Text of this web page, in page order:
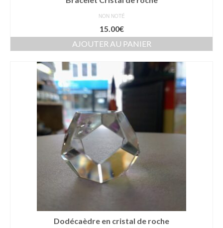
NON NOTÉ
15.00€
AJOUTER AU PANIER
Dodécaèdre en cristal de roche